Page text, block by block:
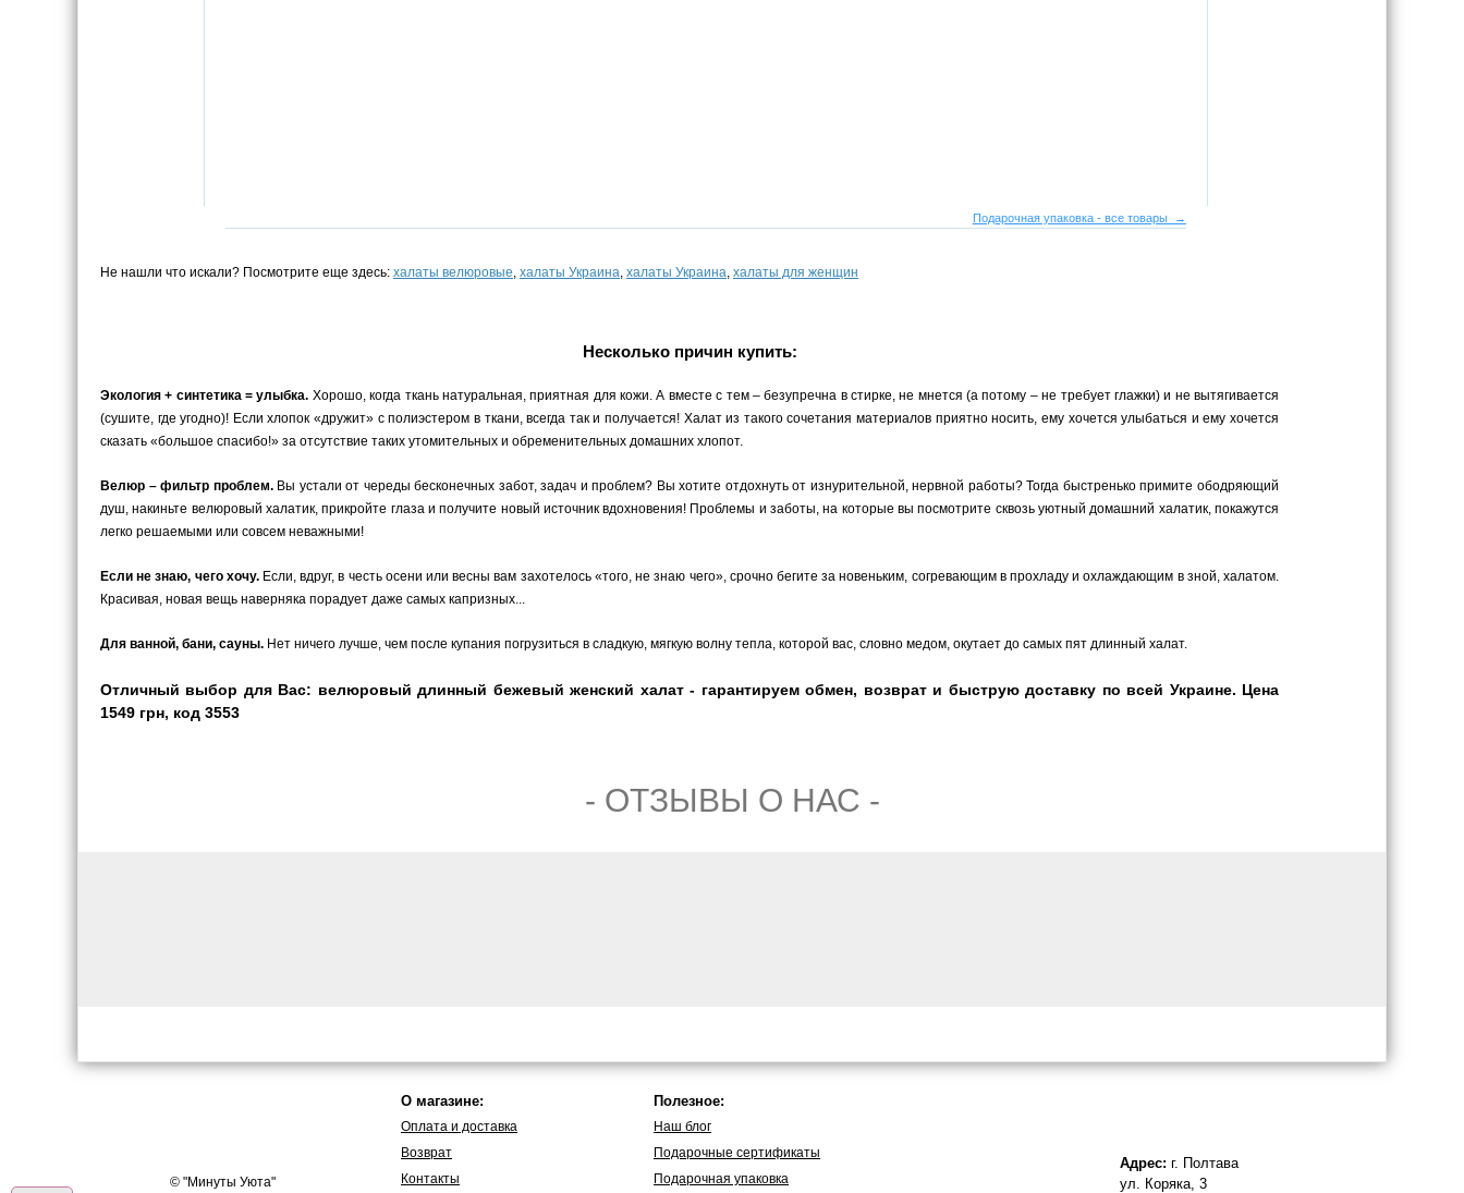
Подарочная упаковка - все товары →
Не нашли что искали? Посмотрите еще здесь: халаты велюровые, халаты Украина, халаты Украина, халаты для женщин
Несколько причин купить:
Экология + синтетика = улыбка. Хорошо, когда ткань натуральная, приятная для кожи. А вместе с тем – безупречна в стирке, не мнется (а потому – не требует глажки) и не вытягивается
(сушите, где угодно)! Если хлопок «дружит» с полиэстером в ткани, всегда так и получается! Халат из такого сочетания материалов приятно носить, ему хочется улыбаться и ему хочется
сказать «большое спасибо!» за отсутствие таких утомительных и обременительных домашних хлопот.
Велюр – фильтр проблем.Вы устали от череды бесконечных забот, задач и проблем? Вы хотите отдохнуть от изнурительной, нервной работы? Тогда быстренько примите ободряющий
душ, накиньте велюровый халатик, прикройте глаза и получите новый источник вдохновения! Проблемы и заботы, на которые вы посмотрите сквозь уютный домашний халатик, покажутся
легко решаемыми или совсем неважными!
Если не знаю, чего хочу.Если, вдруг, в честь осени или весны вам захотелось «того, не знаю чего», срочно бегите за новеньким, согревающим в прохладу и охлаждающим в зной, халатом.
Красивая, новая вещь наверняка порадует даже самых капризных...
Для ванной, бани, сауны. Нет ничего лучше, чем после купания погрузиться в сладкую, мягкую волну тепла, которой вас, словно медом, окутает до самых пят длинный халат.
Отличный выбор для Вас: велюровый длинный бежевый женский халат - гарантируем обмен, возврат и быструю доставку по всей Украине. Цена
1549 грн, код 3553
- ОТЗЫВЫ О НАС -
© "Минуты Уюта"
О магазине:
Оплата и доставка
Возврат
Контакты
Полезное:
Наш блог
Подарочные сертификаты
Подарочная упаковка
Адрес: г. Полтава
ул. Коряка, 3